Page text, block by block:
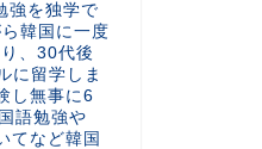
強を独学で
韓国に一度
、30代後
に留学しま
し無事に6
語勉強や
てなど韓国